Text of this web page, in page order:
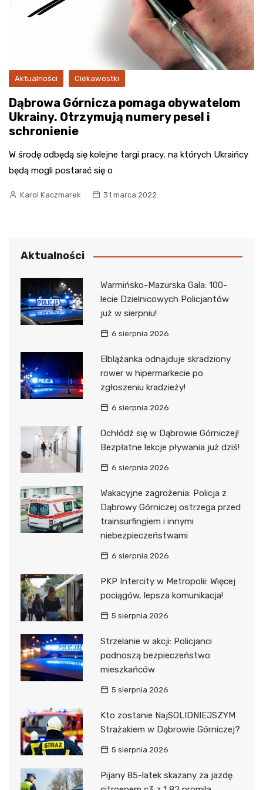
Aktualności Ciekawostki
Dąbrowa Górnicza pomaga obywatelom
Ukrainy. Otrzymują numery pesel i
schronienie
W środę odbędą się kolejne targi pracy, na których Ukraińcy
będą mogli postarać się o
Karol Kaczmarek 31 marca 2022
Aktualności
Warmińsko-Mazurska Gala: 100-
lecie Dzielnicowych Policjantów
już w sierpniu!
6 sierpnia 2026
Elblążanka odnajduje skradziony
rower w hipermarkecie po
zgłoszeniu kradzieży!
6 sierpnia 2026
Ochłódź się w Dąbrowie Górniczej!
Bezpłatne lekcje pływania już dziś!
6 sierpnia 2026
Wakacyjne zagrożenia: Policja z
Dąbrowy Górniczej ostrzega przed
trainsurfingiem i innymi
niebezpieczeństwami
6 sierpnia 2026
PKP Intercity w Metropolii: Więcej
pociągów, lepsza komunikacja!
5 sierpnia 2026
Strzelanie w akcji: Policjanci
podnoszą bezpieczeństwo
mieszkańców
5 sierpnia 2026
Kto zostanie NajSOLIDNIEJSZYM
Strażakiem w Dąbrowie Górniczej?
5 sierpnia 2026
Pijany 85-latek skazany za jazdę